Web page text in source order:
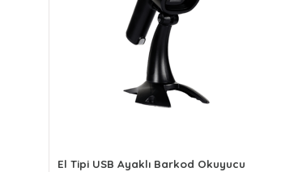
El Tipi USB Ayaklı Barkod Okuyucu